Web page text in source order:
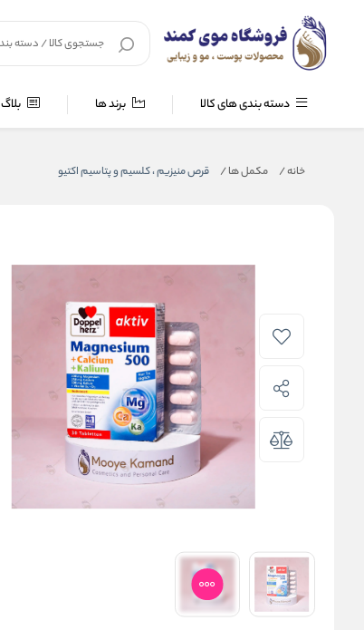
دسته بندی های کالا برند ها بلاگ
خانه/ مکمل ها/ قرص منیزیم ، کلسیم و پتاسیم اکتیو